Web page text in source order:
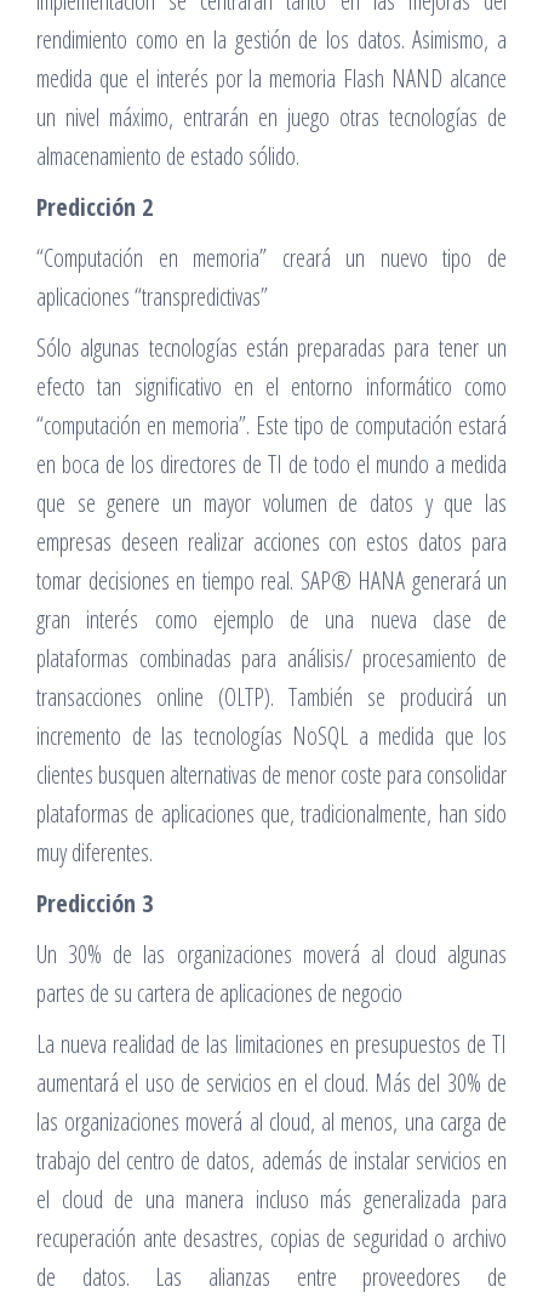
rendimiento como en la gestión de los datos. Asimismo, a
medida que el interés por la memoria Flash NAND alcance
un nivel máximo, entrarán en juego otras tecnologías de
almacenamiento de estado sólido.
Predicción 2
“Computación en memoria” creará un nuevo tipo de
aplicaciones “transpredictivas”
Sólo algunas tecnologías están preparadas para tener un
efecto tan significativo en el entorno informático como
“computación en memoria”. Este tipo de computación estará
en boca de los directores de TI de todo el mundo a medida
que se genere un mayor volumen de datos y que las
empresas deseen realizar acciones con estos datos para
tomar decisiones en tiempo real. SAP® HANA generará un
gran interés como ejemplo de una nueva clase de
plataformas combinadas para análisis/ procesamiento de
transacciones online (OLTP). También se producirá un
incremento de las tecnologías NoSQL a medida que los
clientes busquen alternativas de menor coste para consolidar
plataformas de aplicaciones que, tradicionalmente, han sido
muy diferentes.
Predicción 3
Un 30% de las organizaciones moverá al cloud algunas
partes de su cartera de aplicaciones de negocio
La nueva realidad de las limitaciones en presupuestos de TI
aumentará el uso de servicios en el cloud. Más del 30% de
las organizaciones moverá al cloud, al menos, una carga de
trabajo del centro de datos, además de instalar servicios en
el cloud de una manera incluso más generalizada para
recuperación ante desastres, copias de seguridad o archivo
de datos. Las alianzas entre proveedores de